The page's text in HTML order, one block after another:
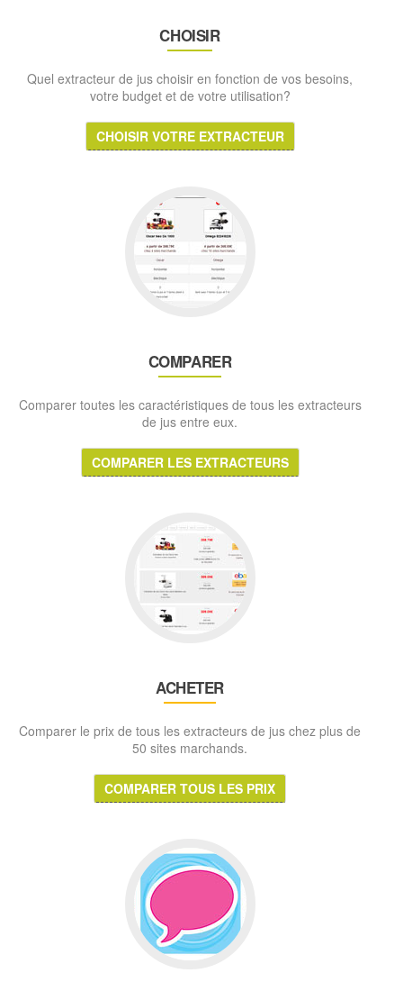
CHOISIR
Quel extracteur de jus choisir en fonction de vos besoins,
votre budget et de votre utilisation?
CHOISIR VOTRE EXTRACTEUR
COMPARER
Comparer toutes les caractéristiques de tous les extracteurs
de jus entre eux.
COMPARER LES EXTRACTEURS
ACHETER
Comparer le prix de tous les extracteurs de jus chez plus de
50 sites marchands.
COMPARER TOUS LES PRIX